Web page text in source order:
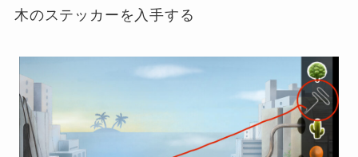
木のステッカーを入手する